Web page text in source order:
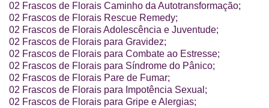
02 Frascos de Florais Caminho da Autotransformação;
02 Frascos de Florais Rescue Remedy;
02 Frascos de Florais Adolescência e Juventude;
02 Frascos de Florais para Gravidez;
02 Frascos de Florais para Combate ao Estresse;
02 Frascos de Florais para Síndrome do Pânico;
02 Frascos de Florais Pare de Fumar;
02 Frascos de Florais para Impotência Sexual;
02 Frascos de Florais para Gripe e Alergias;